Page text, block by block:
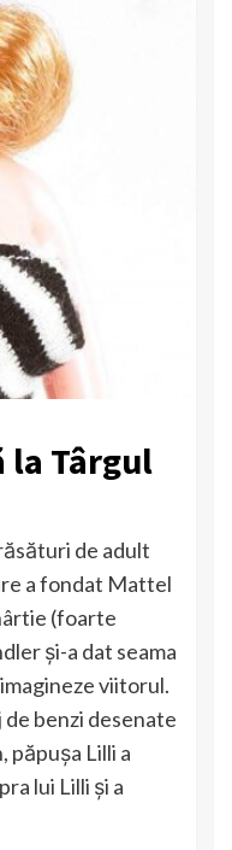
la Târgul
de adult
a fondat Mattel
(foarte
și-a dat seama
viitorul.
benzi desenate
păpușa Lilli a
lui Lilli și a